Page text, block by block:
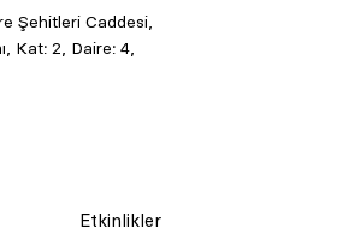
Şehitleri Caddesi,
Kat: 2, Daire: 4,
Etkinlikler